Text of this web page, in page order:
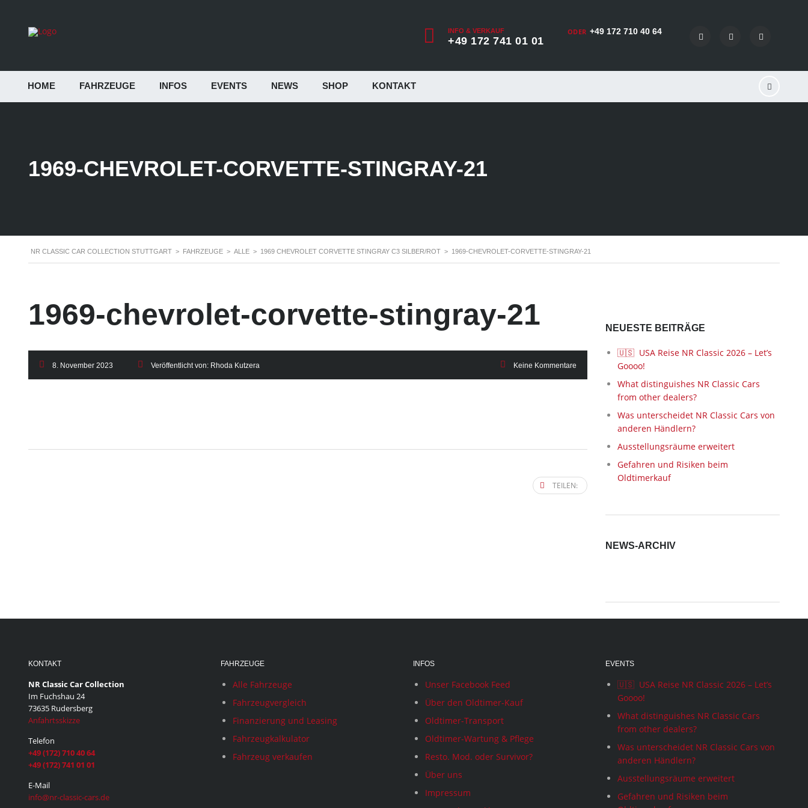
ODER +49 172 710 40 64
INFO & VERKAUF
+49 172 741 01 01
HOME FAHRZEUGE INFOS EVENTS NEWS SHOP KONTAKT
1969-CHEVROLET-CORVETTE-STINGRAY-21
NR CLASSIC CAR COLLECTION STUTTGART > FAHRZEUGE > ALLE > 1969 CHEVROLET CORVETTE STINGRAY C3 SILBER/ROT > 1969-CHEVROLET-CORVETTE-STINGRAY-21
1969-chevrolet-corvette-stingray-21
8. November 2023 Veröffentlicht von: Rhoda Kutzera Keine Kommentare
TEILEN:
NEUESTE BEITRÄGE
🇺🇸 USA Reise NR Classic 2026 – Let’s
Goooo!
What distinguishes NR Classic Cars
from other dealers?
Was unterscheidet NR Classic Cars von
anderen Händlern?
Ausstellungsräume erweitert
Gefahren und Risiken beim
Oldtimerkauf
NEWS-ARCHIV
KONTAKT
NR Classic Car Collection
Im Fuchshau 24
73635 Rudersberg
Anfahrtsskizze
Telefon
+49 (172) 710 40 64
+49 (172) 741 01 01
E-Mail
info@nr-classic-cars.de
FAHRZEUGE
Alle Fahrzeuge
Fahrzeugvergleich
Finanzierung und Leasing
Fahrzeugkalkulator
Fahrzeug verkaufen
INFOS
Unser Facebook Feed
Über den Oldtimer-Kauf
Oldtimer-Transport
Oldtimer-Wartung & Pflege
Resto. Mod. oder Survivor?
Über uns
Impressum
EVENTS
🇺🇸 USA Reise NR Classic 2026 – Let’s
Goooo!
What distinguishes NR Classic Cars
from other dealers?
Was unterscheidet NR Classic Cars von
anderen Händlern?
Ausstellungsräume erweitert
Gefahren und Risiken beim